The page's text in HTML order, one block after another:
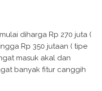
diharga Rp 270 juta (
Rp 350 jutaan ( tipe
masuk akal dan
banyak fitur canggih